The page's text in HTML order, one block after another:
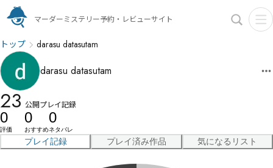
マーダーミステリー予約・レビューサイト
トップ darasu datasutam
darasu datasutam
23 公開プレイ記録
0
評価
0
おすすめ
0
ネタバレ
プレイ記録 プレイ済み作品 気になるリスト